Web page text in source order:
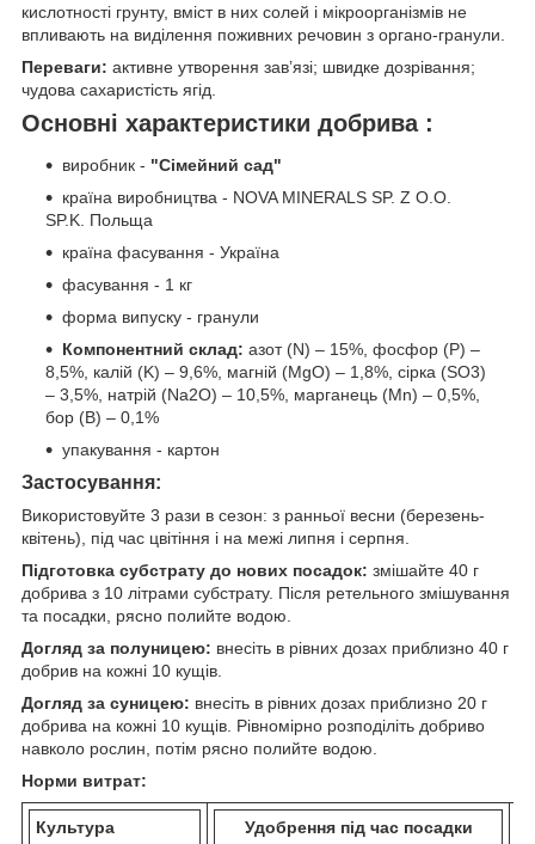
кислотності грунту, вміст в них солей і мікроорганізмів не
впливають на виділення поживних речовин з органо-гранули.
Переваги: активне утворення зав’язі; швидке дозрівання;
чудова сахаристість ягід.
Основні характеристики добрива :
виробник - "Сімейний сад"
країна виробництва - NOVA MINERALS SP. Z O.O.
SP.K. Польща
країна фасування - Україна
фасування - 1 кг
форма випуску - гранули
Компонентний склад: азот (N) – 15%, фосфор (P) –
8,5%, калій (K) – 9,6%, магній (MgO) – 1,8%, сірка (SO3)
– 3,5%, натрій (Na2O) – 10,5%, марганець (Mn) – 0,5%,
бор (B) – 0,1%
упакування - картон
Застосування:
Використовуйте 3 рази в сезон: з ранньої весни (березень-
квітень), під час цвітіння і на межі липня і серпня.
Підготовка субстрату до нових посадок: змішайте 40 г
добрива з 10 літрами субстрату. Після ретельного змішування
та посадки, рясно полийте водою.
Догляд за полуницею: внесіть в рівних дозах приблизно 40 г
добрив на кожні 10 кущів.
Догляд за суницею: внесіть в рівних дозах приблизно 20 г
добрива на кожні 10 кущів. Рівномірно розподіліть добриво
навколо рослин, потім рясно полийте водою.
Норми витрат:
Культура Удобрення під час посадки